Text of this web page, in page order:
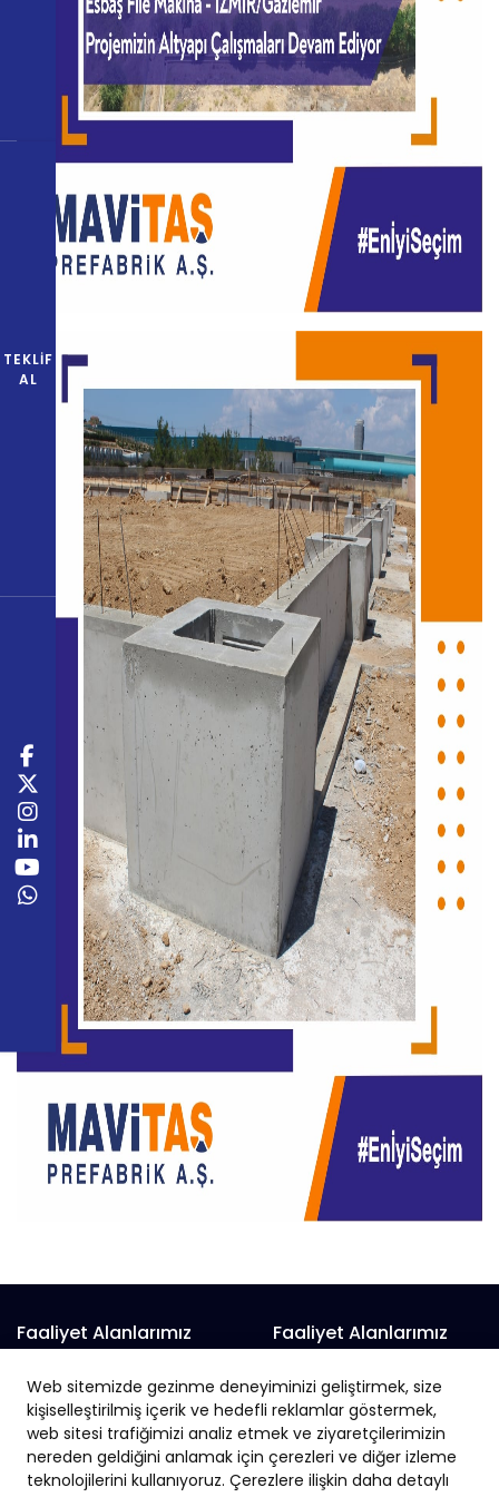
Web sitemizde gezinme deneyiminizi geliştirmek, size
kişiselleştirilmiş içerik ve hedefli reklamlar göstermek,
web sitesi trafiğimizi analiz etmek ve ziyaretçilerimizin
nereden geldiğini anlamak için çerezleri ve diğer izleme
teknolojilerini kullanıyoruz. Çerezlere ilişkin daha detaylı
TEKLIF
AL
Faaliyet Alanlarımız
Prefabrik Alışveriş Merkezi
Prefabrik Belediye Binaları
Prefabrik Depo
Prefabrik Okul
Prefabrik Endüstriyel Yapı
Faaliyet Alanlarımız
Prefabrik Fabrika
Prefabrik Hayvan Çiftliği
Prefabrik İnşaat
Prefabrik İş Yeri
Prefabrik Sanayi Sitesi